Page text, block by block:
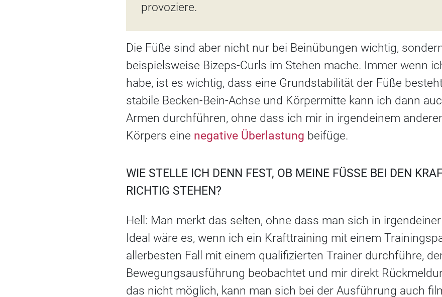
provoziere.
Die Füße sind aber nicht nur bei Beinübungen wichtig,
beispielsweise Bizeps-Curls im Stehen mache. Immer wenn
habe, ist es wichtig, dass eine Grundstabilität der Füße
stabile Becken-Bein-Achse und Körpermitte kann ich dann
Armen durchführen, ohne dass ich mir in irgendeinem
Körpers eine negative Überlastung beifüge.
WIE STELLE ICH DENN FEST, OB MEINE FÜSSE BEI DEN
ICHTIG STEHEN?
Hell: Man merkt das selten, ohne dass man sich in
Ideal wäre es, wenn ich ein Krafttraining mit einem
allerbesten Fall mit einem qualifizierten Trainer durchführe,
Bewegungsausführung beobachtet und mir direkt
das nicht möglich, kann man sich bei der Ausführung auch